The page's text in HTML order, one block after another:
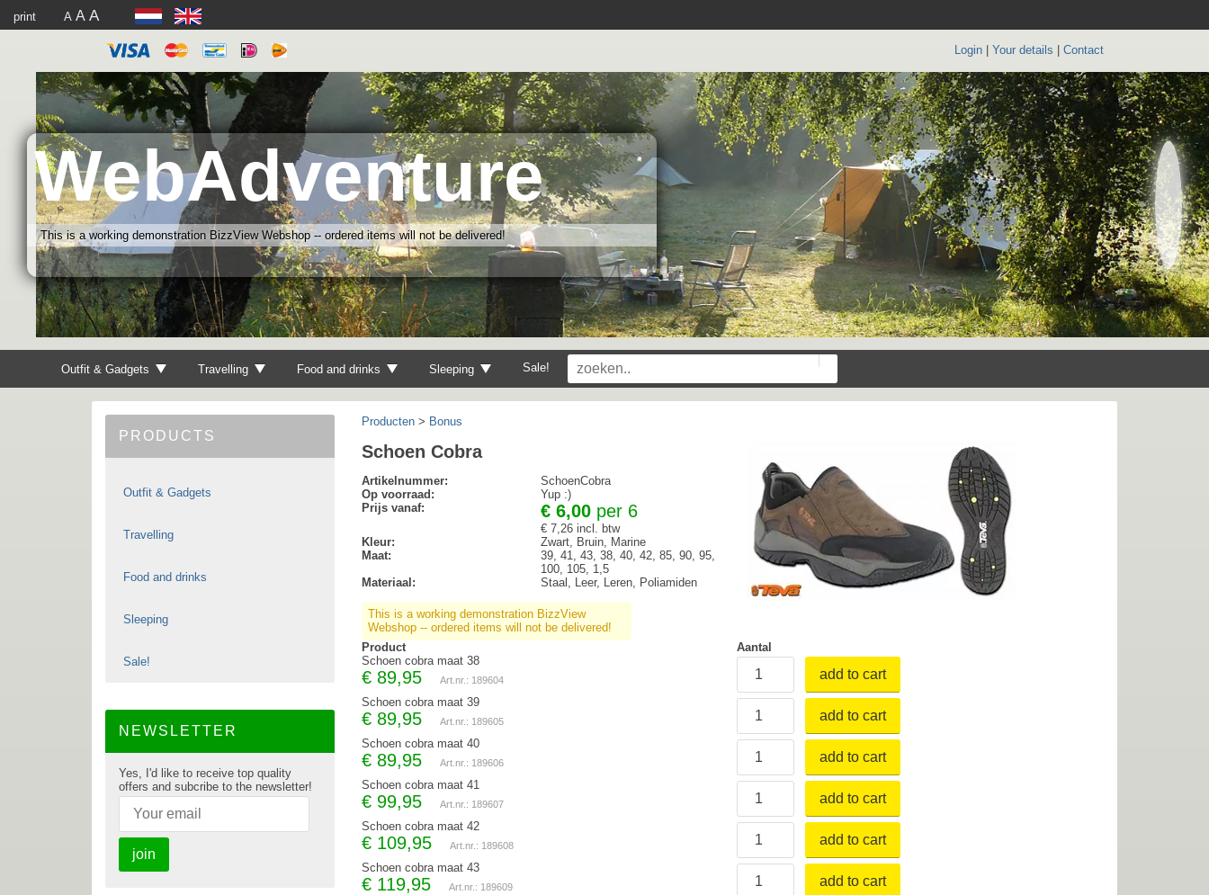
print A A A
Login Your details Contact
WebAdventure
This is a working demonstration BizzView Webshop -- ordered items will not be delivered!
Outfit & Gadgets Travelling Food and drinks Sleeping Sale!
PRODUCTS
Outfit & Gadgets
Travelling
Food and drinks
Sleeping
Sale!
NEWSLETTER
Yes, I'd like to receive top quality
offers and subcribe to the newsletter!
join
Producten > Bonus
Schoen Cobra
Artikelnummer:
SchoenCobra
Op voorraad:
Yup :)
Prijs vanaf:
€ 6,00 per 6
€ 7,26 incl. btw
Kleur:
Zwart, Bruin, Marine
Maat:
39, 41, 43, 38, 40, 42, 85, 90, 95,
100, 105, 1,5
Materiaal:
Staal, Leer, Leren, Poliamiden
This is a working demonstration BizzView
Webshop -- ordered items will not be delivered!
Product
Aantal
Schoen cobra maat 38
€ 89,95 Art.nr.: 189604 add to cart
Schoen cobra maat 39
€ 89,95 Art.nr.: 189605 add to cart
Schoen cobra maat 40
€ 89,95 Art.nr.: 189606 add to cart
Schoen cobra maat 41
€ 99,95 Art.nr.: 189607 add to cart
Schoen cobra maat 42
€ 109,95 Art.nr.: 189608 add to cart
Schoen cobra maat 43
€ 119,95 Art.nr.: 189609 add to cart